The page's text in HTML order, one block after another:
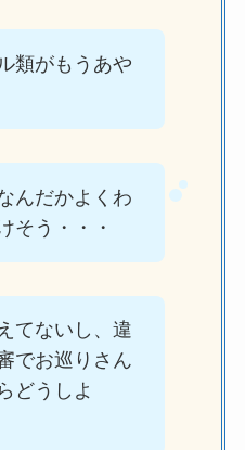
類がもうあや
んだかよくわ
そう・・・
てないし、違
でお巡りさん
どうしよ